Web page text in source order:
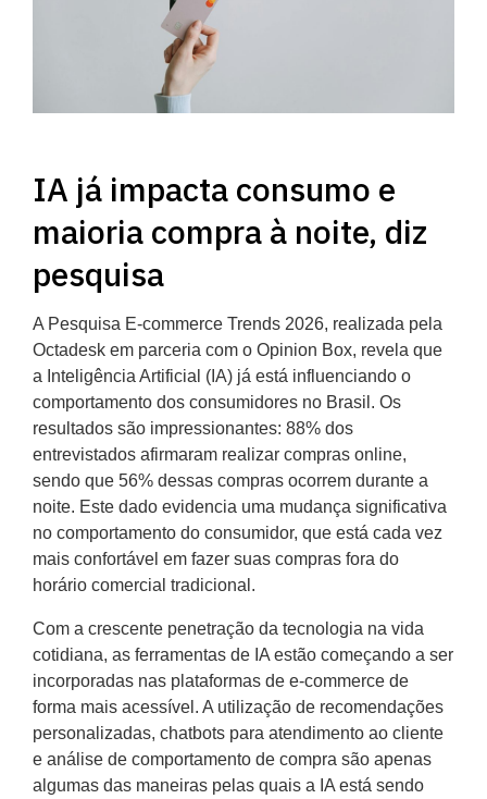
IA já impacta consumo e
maioria compra à noite, diz
pesquisa
A Pesquisa E-commerce Trends 2026, realizada pela
Octadesk em parceria com o Opinion Box, revela que
a Inteligência Artificial (IA) já está influenciando o
comportamento dos consumidores no Brasil. Os
resultados são impressionantes: 88% dos
entrevistados afirmaram realizar compras online,
sendo que 56% dessas compras ocorrem durante a
noite. Este dado evidencia uma mudança significativa
no comportamento do consumidor, que está cada vez
mais confortável em fazer suas compras fora do
horário comercial tradicional.
Com a crescente penetração da tecnologia na vida
cotidiana, as ferramentas de IA estão começando a ser
incorporadas nas plataformas de e-commerce de
forma mais acessível. A utilização de recomendações
personalizadas, chatbots para atendimento ao cliente
e análise de comportamento de compra são apenas
algumas das maneiras pelas quais a IA está sendo